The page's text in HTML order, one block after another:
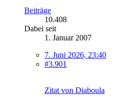
Beiträge
10.408
Dabei seit
1. Januar 2007
7. Juni 2026, 23:40
#3.901
Zitat von Diaboula